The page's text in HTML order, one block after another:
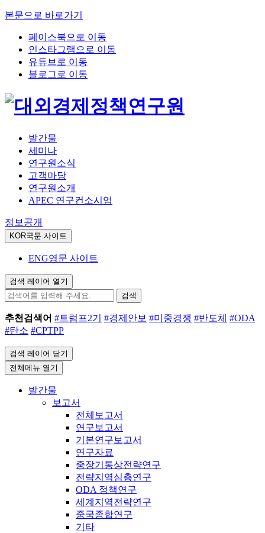
본문으로 바로가기
페이스북으로 이동
인스타그램으로 이동
유튜브로 이동
블로그로 이동
발간물
세미나
연구원소식
고객마당
연구원소개
APEC 연구컨소시엄
정보공개
KOR국문 사이트
ENG영문 사이트
검색 레이어 열기
검색
추천검색어 #트럼프2기 #경제안보 #미중경쟁 #반도체 #ODA
#탄소 #CPTPP
검색 레이어 닫기
전체메뉴 열기
발간물
보고서
전체보고서
연구보고서
기본연구보고서
연구자료
중장기통상전략연구
전략지역심층연구
ODA 정책연구
세계지역전략연구
중국종합연구
기타